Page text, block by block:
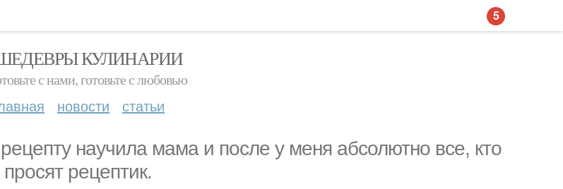
КУЛИНАРИИ
с нами, готовьте с любовью
новости статьи
научила мама и после у меня абсолютно все, кто
рецептик.
5